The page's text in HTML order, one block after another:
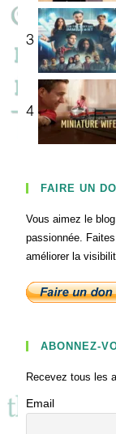
3
4
FAIRE UN
Vous aimez le
passionnée.
améliorer la
ABONNEZ-
Recevez tous les
Email